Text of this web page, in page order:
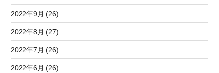
2022年9月 (26)
2022年8月 (27)
2022年7月 (26)
2022年6月 (26)